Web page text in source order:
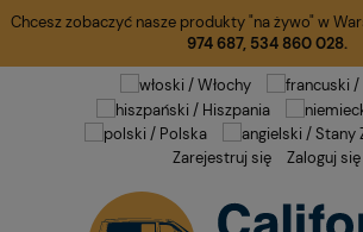
Chcesz zobaczyć nasze produkty "na żywo" w
974 687, 534 860 028.
Zarejestruj się Zaloguj się